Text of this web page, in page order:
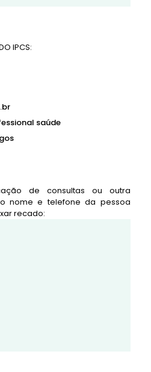
IPCS:
saúde
de consultas ou outra
nome e telefone da pessoa
recado: